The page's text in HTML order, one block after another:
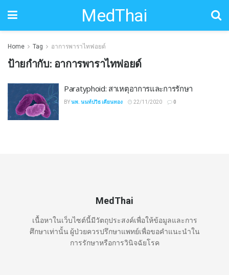
MedThai
Home Tag อาการพาราไทฟอยด์
ป้ายกำกับ: อาการพาราไทฟอยด์
Paratyphoid: สาเหตุอาการและการรักษา
BYนพ. นนท์ปวิธ เคียนทอง 22/11/2020 0
MedThai
เนื้อหาในเว็บไซต์นี้มีวัตถุประสงค์เพื่อให้ข้อมูลและการ
ศึกษาเท่านั้น ผู้ป่วยควรปรึกษาแพทย์เพื่อขอคำแนะนำใน
การรักษาหรือการวินิจฉัยโรค